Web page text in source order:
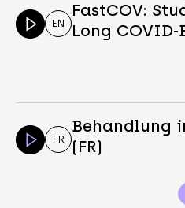
EN
FastCOV:
Long
FR
Behandlung
(FR)